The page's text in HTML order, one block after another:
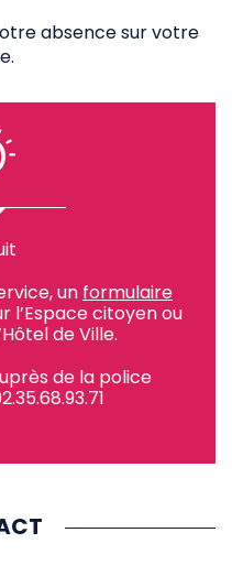
absence sur votre
un formulaire
l’Espace citoyen ou
de Ville.
de la police